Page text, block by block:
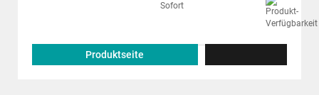
Sofort
Produktseite